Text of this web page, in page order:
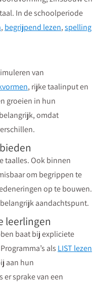
In de schoolperiode
, begrijpend lezen,spelling
van
, rijke taalinput en
groeien in hun
omdat
taalles. Ook binnen
om begrippen te
op te bouwen.
aandachtspunt.
leerlingen
baat bij expliciete
als LIST lezen
aan hun
sprake van een